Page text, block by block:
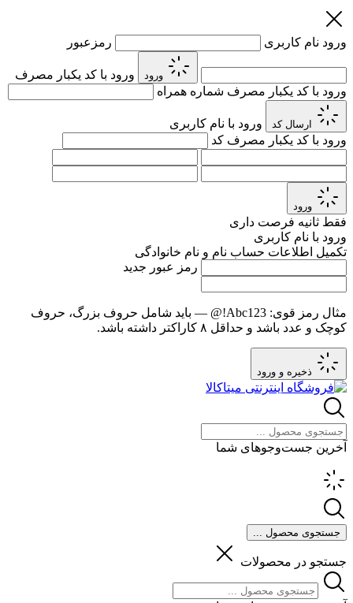
ورود نام کاربری رمزعبور
ورود
ورود با کد یکبار مصرف
ورود با کد یکبار مصرف شماره همراه
ارسال کد
ورود با نام کاربری
ورود با کد یکبار مصرف کد
ورود
فقط ثانیه فرصت داری
ورود با نام کاربری
تکمیل اطلاعات حساب نام و نام خانوادگی
رمز عبور جدید
مثال رمز قوی: Abc123!@
— باید شامل حروف بزرگ، حروف
کوچک و عدد باشد و حداقل ۸ کاراکتر داشته باشد.
ذخیره و ورود
آخرین جست‌وجوهای شما
جستجوی محصول ...
جستجو در محصولات